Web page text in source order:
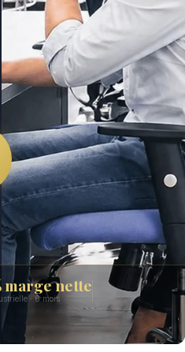
marge nette
· 6 mois